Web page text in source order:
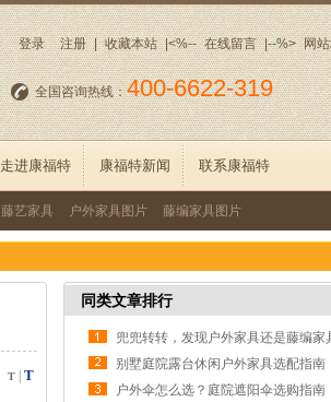
登录 注册 | 收藏本站 |<%-- 在线留言 |--%> 网
全国咨询热线：400-6622-319
走进康福特 康福特新闻 联系康福特
藤艺家具 户外家具图片 藤编家具图片
T T
同类文章排行
兜兜转转，发现户外家具还是藤编家
好用
别墅庭院露台休闲户外家具选配指南
户外伞怎么选？庭院遮阳伞选购指南